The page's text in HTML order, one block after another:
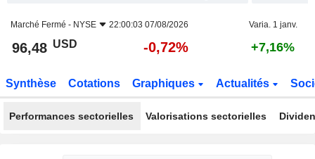
Marché Fermé - NYSE 22:00:03 07/08/2026 Varia. 1 janv.
96,48 USD -0,72% +7,16%
Synthèse Cotations Graphiques Actualités
Performances sectorielles Valorisations sectorielles